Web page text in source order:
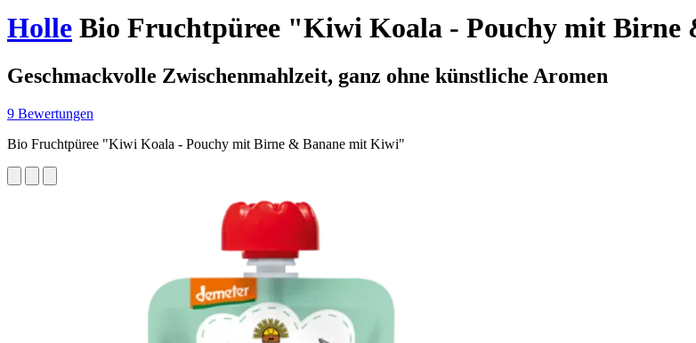
Holle Bio Fruchtpüree "Kiwi Koala - Pouchy mit Birne
Geschmackvolle Zwischenmahlzeit, ganz ohne künstliche Aromen
9 Bewertungen
Bio Fruchtpüree "Kiwi Koala - Pouchy mit Birne & Banane mit Kiwi"